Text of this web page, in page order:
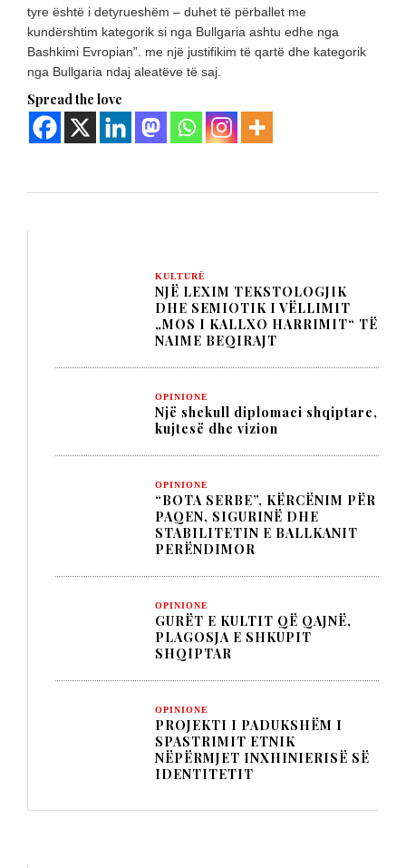
tyre është i detyrueshëm – duhet të përballet me
kundërshtim kategorik si nga Bullgaria ashtu edhe nga
Bashkimi Evropian”. me një justifikim të qartë dhe kategorik
nga Bullgaria ndaj aleatëve të saj.
Spread the love
KULTURË
NJË LEXIM TEKSTOLOGJIK
DHE SEMIOTIK I VËLLIMIT
„MOS I KALLXO HARRIMIT“ TË
NAIME BEQIRAJT
OPINIONE
Një shekull diplomaci shqiptare,
kujtesë dhe vizion
OPINIONE
“BOTA SERBE”, KËRCËNIM PËR
PAQEN, SIGURINË DHE
STABILITETIN E BALLKANIT
PERËNDIMOR
OPINIONE
GURËT E KULTIT QË QAJNË,
PLAGOSJA E SHKUPIT
SHQIPTAR
OPINIONE
PROJEKTI I PADUKSHËM I
SPASTRIMIT ETNIK
NËPËRMJET INXHINIERISË SË
IDENTITETIT